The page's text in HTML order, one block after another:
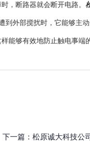
，断路器就会断开电路。
外部搅扰时，它能够主
能够有效地防止触电事端
下一篇： 松原诚大科技公